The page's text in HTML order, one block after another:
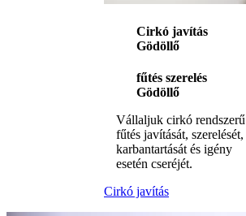
Cirkó javítás
Gödöllő
fűtés szerelés
Gödöllő
Vállaljuk cirkó rendszerű
fűtés javítását, szerelését,
karbantartását és igény
esetén cseréjét.
Cirkó javítás